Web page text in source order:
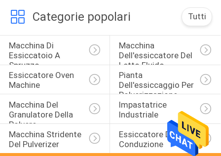
Categorie popolari Tutti
Macchina Di
Essiccatoio A
Spruzzo
Macchina
Dell'essiccatore Del
Letto Fluido
Essiccatore Oven
Machine
Pianta
Dell'essiccaggio Per
Polverizzazione
Macchina Del
Granulatore Della
Polvere
Impastatrice
Industriale
Macchina Stridente
Del Pulverizer
Essiccatore Di
Conduzione